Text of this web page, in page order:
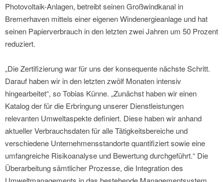
Photovoltaik-Anlagen, betreibt seinen Großwindkanal in
Bremerhaven mittels einer eigenen Windenergieanlage und hat
seinen Papierverbrauch in den letzten zwei Jahren um 50 Prozent
reduziert.
„Die Zertifizierung war für uns der konsequente nächste Schritt.
Darauf haben wir in den letzten zwölf Monaten intensiv
hingearbeitet“, so Tobias Künne. „Zunächst haben wir einen
Katalog der für die Erbringung unserer Dienstleistungen
relevanten Umweltaspekte definiert. Diese haben wir anhand
aktueller Verbrauchsdaten für alle Tätigkeitsbereiche und
verschiedene Unternehmensstandorte quantifiziert sowie eine
umfangreiche Risikoanalyse und Bewertung durchgeführt.“ Die
Überarbeitung sämtlicher Prozesse, die Integration des